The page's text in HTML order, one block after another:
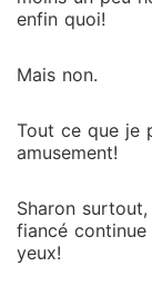
enfin quoi!
Mais non.
Tout ce que je
amusement!
Sharon
fiancé
yeux!